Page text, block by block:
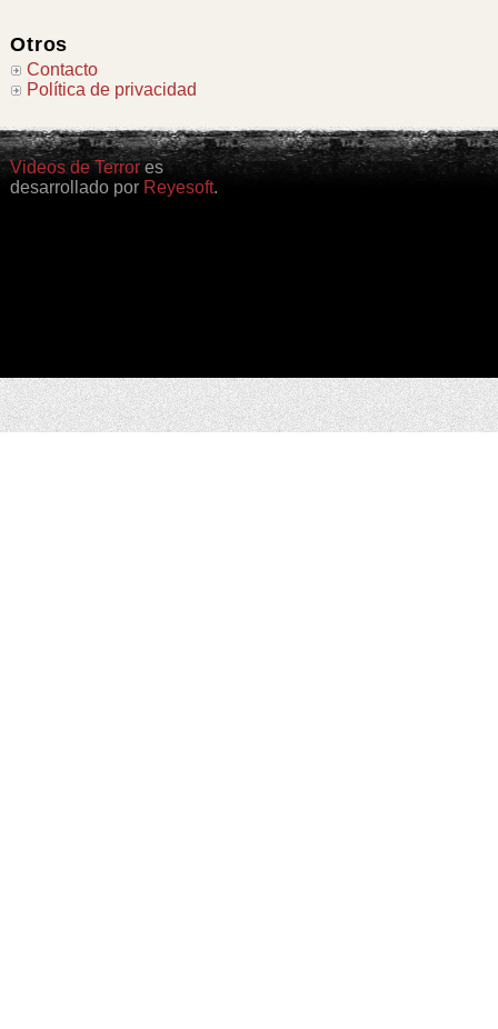
Otros
Contacto
Política de privacidad
Videos de Terrores
desarrollado por Reyesoft.